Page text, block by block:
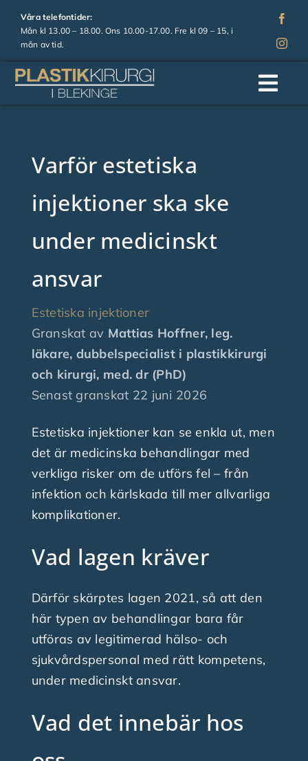
Fortsätt
innehållet
Våra telefontider:
Mån kl 13.00 – 18.00. Ons 10.00-17.00. Fre kl 09 – 15, i
mån av tid.
Om oss
Operationer
Prislista
Finansiering
Nyheter
Fråga plastikkirurgen
Kontakta oss
Varför estetiska
injektioner ska ske
under medicinskt
ansvar
Estetiska injektioner
Granskat av Mattias Hoffner, leg.
läkare, dubbelspecialist i plastikkirurgi
och kirurgi, med. dr (PhD)
Senast granskat 22 juni 2026
Estetiska injektioner kan se enkla ut, men
det är medicinska behandlingar med
verkliga risker om de utförs fel – från
infektion och kärlskada till mer allvarliga
komplikationer.
Vad lagen kräver
Därför skärptes lagen 2021, så att den
här typen av behandlingar bara får
utföras av legitimerad hälso- och
sjukvårdspersonal med rätt kompetens,
under medicinskt ansvar.
Vad det innebär hos